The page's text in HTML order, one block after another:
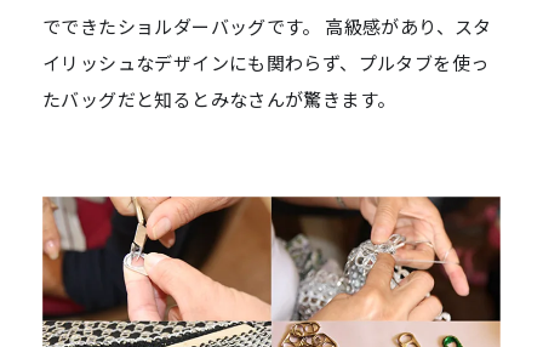
でできたショルダーバッグです。 高級感があり、スタ
イリッシュなデザインにも関わらず、プルタブを使っ
たバッグだと知るとみなさんが驚きます。